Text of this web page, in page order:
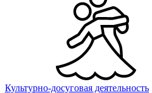
Культурно-досуговая деятельность